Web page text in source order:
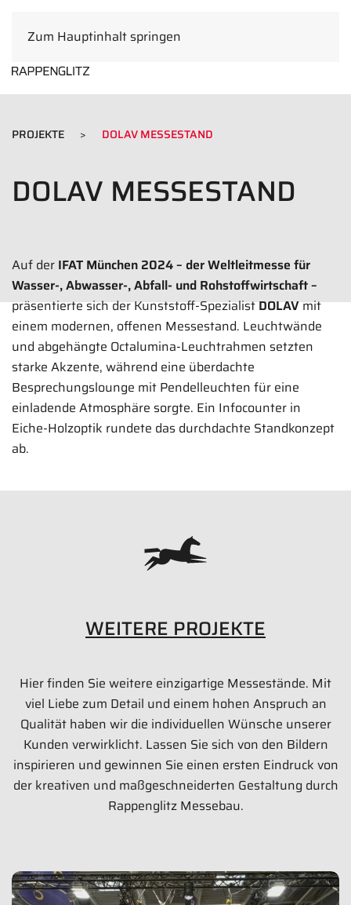
Zum Hauptinhalt springen
PROJEKTE DOLAV MESSESTAND
DOLAV MESSESTAND
66 qm
Bilder anzeigen
Auf der IFAT München 2024 – der Weltleitmesse für
Wasser-, Abwasser-, Abfall- und Rohstoffwirtschaft –
präsentierte sich der Kunststoff-SpezialistDOLAVmit
einem modernen, offenen Messestand. Leuchtwände
und abgehängte Octalumina-Leuchtrahmen setzten
starke Akzente, während eine überdachte
Besprechungslounge mit Pendelleuchten für eine
einladende Atmosphäre sorgte. Ein Infocounter in
Eiche-Holzoptik rundete das durchdachte Standkonzept
ab.
WEITERE PROJEKTE
Hier finden Sie weitere einzigartige Messestände. Mit
viel Liebe zum Detail und einem hohen Anspruch an
Qualität haben wir die individuellen Wünsche unserer
Kunden verwirklicht. Lassen Sie sich von den Bildern
inspirieren und gewinnen Sie einen ersten Eindruck von
der kreativen und maßgeschneiderten Gestaltung durch
Rappenglitz Messebau.